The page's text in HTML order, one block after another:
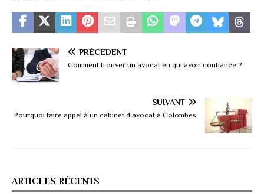
PRÉCÉDENT
Comment trouver un avocat en qui avoir confiance ?
SUIVANT
Pourquoi faire appel à un cabinet d’avocat à Colombes
ARTICLES RÉCENTS